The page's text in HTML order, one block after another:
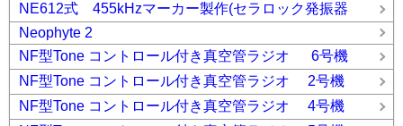
NE612式 455kHzマーカー製作(セラロック発振器
Neophyte 2
NF型Tone コントロール付き真空管ラジオ 6号機
NF型Tone コントロール付き真空管ラジオ 2号機
NF型Tone コントロール付き真空管ラジオ 4号機